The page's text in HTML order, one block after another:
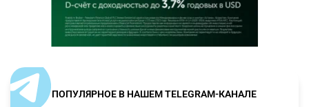
ПОПУЛЯРНОЕ В НАШЕМ TELEGRAM-КАНАЛЕ